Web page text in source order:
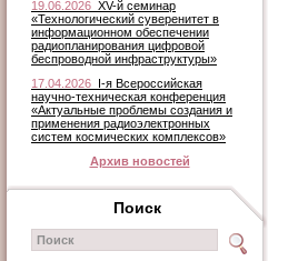
19.06.2026 XV-й семинар
«Технологический суверенитет в
информационном обеспечении
радиопланирования цифровой
беспроводной инфраструктуры»
17.04.2026 I-я Всероссийская
научно-техническая конференция
«Актуальные проблемы создания и
применения радиоэлектронных
систем космических комплексов»
Архив новостей
Поиск